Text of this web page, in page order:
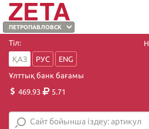
Тіл:
ҚАЗ
РУС
ENG
Ұлттық банк бағамы
469.93
5.71